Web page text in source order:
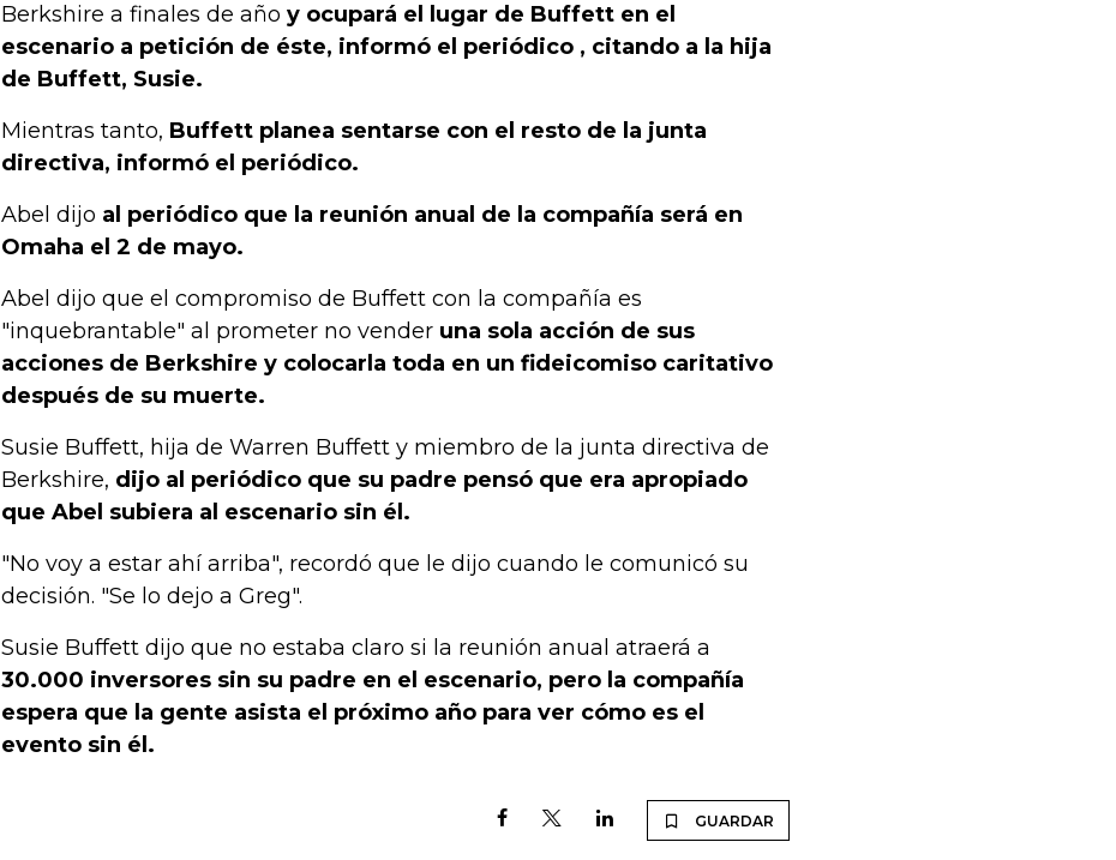
Berkshire a finales de año y ocupará el lugar de Buffett en el
escenario a petición de éste, informó el periódico , citando a la hija
de Buffett, Susie.
Mientras tanto, Buffett planea sentarse con el resto de la junta
directiva, informó el periódico.
Abel dijo al periódico que la reunión anual de la compañía será en
Omaha el 2 de mayo.
Abel dijo que el compromiso de Buffett con la compañía es
"inquebrantable" al prometer no vender una sola acción de sus
acciones de Berkshire y colocarla toda en un fideicomiso caritativo
después de su muerte.
Susie Buffett, hija de Warren Buffett y miembro de la junta directiva de
Berkshire, dijo al periódico que su padre pensó que era apropiado
que Abel subiera al escenario sin él.
"No voy a estar ahí arriba", recordó que le dijo cuando le comunicó su
decisión. "Se lo dejo a Greg".
Susie Buffett dijo que no estaba claro si la reunión anual atraerá a
30.000 inversores sin su padre en el escenario, pero la compañía
espera que la gente asista el próximo año para ver cómo es el
evento sin él.
GUARDAR